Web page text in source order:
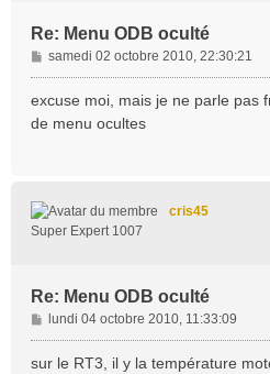
Re: Menu ODB oculté
M
e
s
a
samedi 02 octobre 2010, 22:30:21
excuse moi, mais je ne parle pas
de menu ocultes
cris45
Super Expert 1007
Re: Menu ODB oculté
M
e
s
lundi 04 octobre 2010, 11:33:09
sur le RT3, il y la température